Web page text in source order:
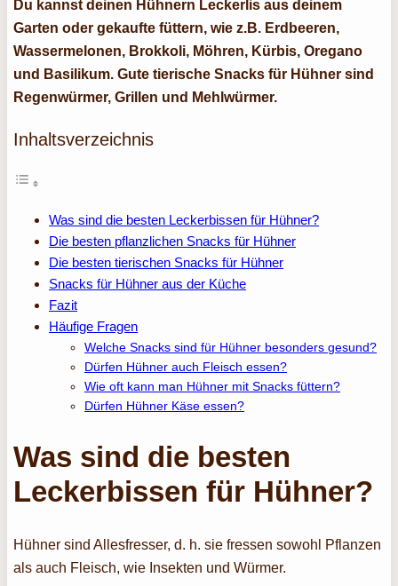
Du kannst deinen Hühnern Leckerlis aus deinem
Garten oder gekaufte füttern, wie z.B. Erdbeeren,
Wassermelonen, Brokkoli, Möhren, Kürbis, Oregano
und Basilikum. Gute tierische Snacks für Hühner sind
Regenwürmer, Grillen und Mehlwürmer.
Inhaltsverzeichnis
Was sind die besten Leckerbissen für Hühner?
Die besten pflanzlichen Snacks für Hühner
Die besten tierischen Snacks für Hühner
Snacks für Hühner aus der Küche
Fazit
Häufige Fragen
Welche Snacks sind für Hühner besonders gesund?
Dürfen Hühner auch Fleisch essen?
Wie oft kann man Hühner mit Snacks füttern?
Dürfen Hühner Käse essen?
Was sind die besten
Leckerbissen für Hühner?
Hühner sind Allesfresser, d. h. sie fressen sowohl Pflanzen
als auch Fleisch, wie Insekten und Würmer.